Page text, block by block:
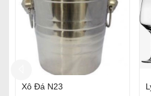
Bộ ly vang thủy tinh